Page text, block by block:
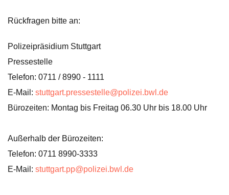
Rückfragen bitte an:
Polizeipräsidium Stuttgart
Pressestelle
Telefon: 0711 / 8990 - 1111
E-Mail: stuttgart.pressestelle@polizei.bwl.de
Bürozeiten: Montag bis Freitag 06.30 Uhr bis 18.00 Uhr
Außerhalb der Bürozeiten:
Telefon: 0711 8990-3333
E-Mail: stuttgart.pp@polizei.bwl.de